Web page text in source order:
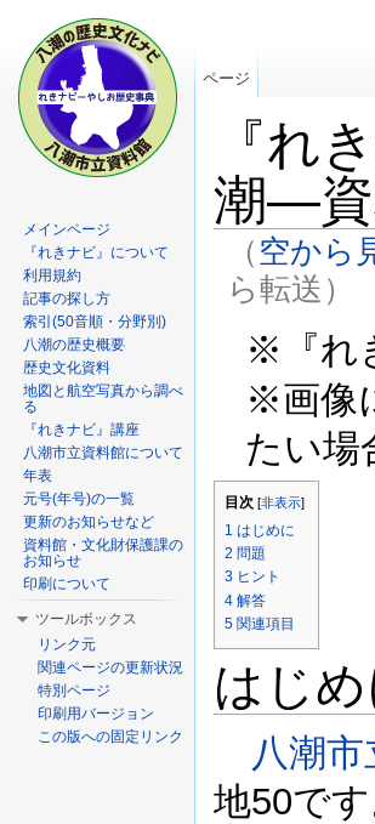
『れ
潮―
（ 空から
ら転送）
※『れ
※画像
たい場
目次 [非表示]
1 はじめに
2 問題
3 ヒント
4 解答
5 関連項目
はじめ
八潮
地50で
ページ
メインページ
『れきナビ』について
利用規約
記事の探し方
索引(50音順・分野別)
八潮の歴史概要
歴史文化資料
地図と航空写真から調べ
る
『れきナビ』講座
八潮市立資料館について
年表
元号(年号)の一覧
更新のお知らせなど
資料館・文化財保護課の
お知らせ
印刷について
ツールボックス
リンク元
関連ページの更新状況
特別ページ
印刷用バージョン
この版への固定リンク